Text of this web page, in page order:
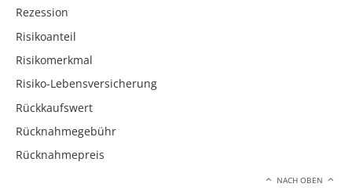
Rezession
Risikoanteil
Risikomerkmal
Risiko-Lebensversicherung
Rückkaufswert
Rücknahmegebühr
Rücknahmepreis
NACH OBEN